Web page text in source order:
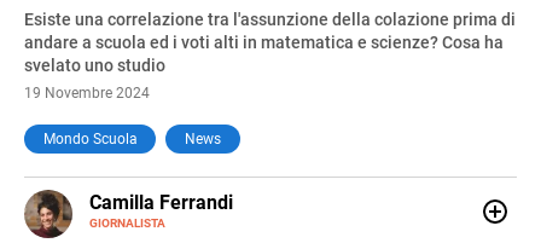
Esiste una correlazione tra l'assunzione della colazione prima di
andare a scuola ed i voti alti in matematica e scienze? Cosa ha
svelato uno studio
19 Novembre 2024
Mondo Scuola News
Camilla Ferrandi
GIORNALISTA
E-
MAIL
LINKEDIN